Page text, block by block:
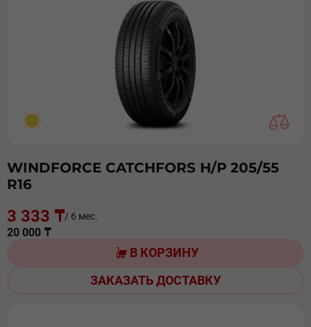
WINDFORCE CATCHFORS Н/Р 205/55
R16
3 333 ₸/ 6 мес.
20 000 ₸
В КОРЗИНУ
ЗАКАЗАТЬ ДОСТАВКУ